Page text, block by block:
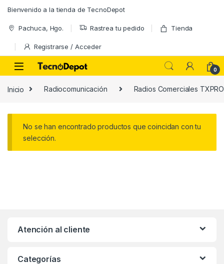
Bienvenido a la tienda de TecnoDepot
Pachuca, Hgo. Rastrea tu pedido Tienda
Registrarse / Acceder
0
Inicio Radiocomunicación Radios Comerciales TXPRO
No se han encontrado productos que coincidan con tu
selección.
Atención al cliente
Categorías